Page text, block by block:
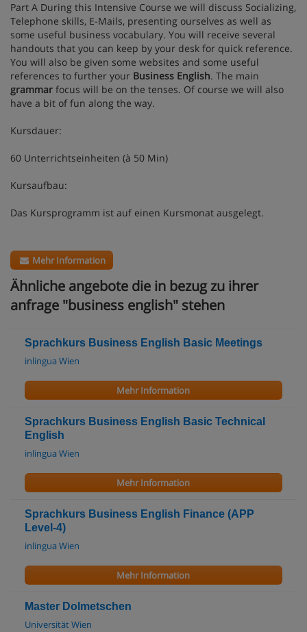
Part A During this Intensive Course we will discuss Socializing,
Telephone skills, E-Mails, presenting ourselves as well as
some useful business vocabulary. You will receive several
handouts that you can keep by your desk for quick reference.
You will also be given some websites and some useful
references to further your Business English. The main
grammar focus will be on the tenses. Of course we will also
have a bit of fun along the way.
Kursdauer:
60 Unterrichtseinheiten (à 50 Min)
Kursaufbau:
Das Kursprogramm ist auf einen Kursmonat ausgelegt.
Mehr Information
Ähnliche angebote die in bezug zu ihrer
anfrage "business english" stehen
Sprachkurs Business English Basic Meetings
inlingua Wien
Mehr Information
Sprachkurs Business English Basic Technical
English
inlingua Wien
Mehr Information
Sprachkurs Business English Finance (APP
Level-4)
inlingua Wien
Mehr Information
Master Dolmetschen
Universität Wien